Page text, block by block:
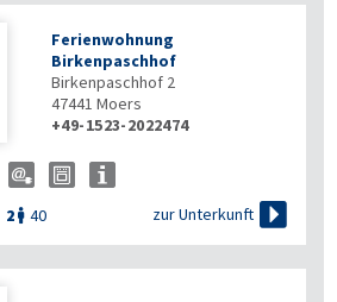
Ferienwohnung
Birkenpaschhof
Birkenpaschhof 2
47441 Moers
+49-1523-2022474
2  40 zur Unterkunft 